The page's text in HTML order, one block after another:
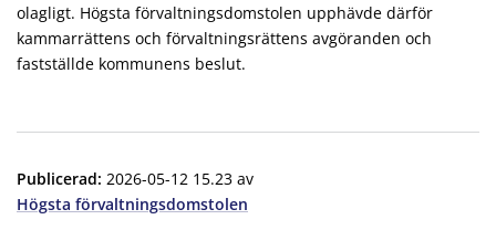
olagligt. Högsta förvaltningsdomstolen upphävde därför
kammarrättens och förvaltningsrättens avgöranden och
fastställde kommunens beslut.
Publicerad: 2026-05-12 15.23 av
Högsta förvaltningsdomstolen